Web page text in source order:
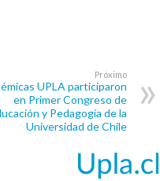
Próximo
UPLA participaron
en Primer Congreso de
y Pedagogía de la
Universidad de Chile